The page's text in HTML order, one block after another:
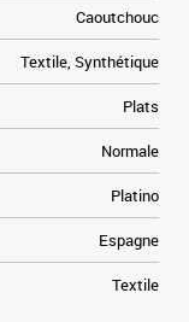
Caoutchouc
Textile, Synthétique
Plats
Normale
Platino
Espagne
Textile